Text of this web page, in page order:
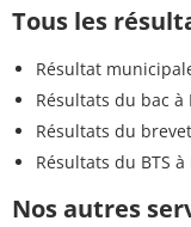
Tous les
Résultat
Résultats du bac à
Résultats du
Résultats du BTS à
Nos autres